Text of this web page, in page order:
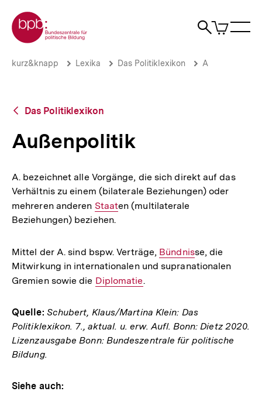
zum
Seiteninhalt
springen
Zur Startseite der bpb
Suche
Artikel
im
Außenpolitik
Brotkrümelnavigation
Pfadnavigation
kurz&knapp Lexika Das Politiklexikon A
Zurück
Übersicht
Das Politiklexikon
Außenpolitik
A. bezeichnet alle Vorgänge, die sich direkt auf das
Verhältnis zu einem (bilaterale Beziehungen) oder
mehreren anderen Interner
Link:
Staaten (multilaterale
Beziehungen) beziehen.
Mittel der A. sind bspw. Verträge, Interner
Link:
Bündnisse, die
Mitwirkung in internationalen und supranationalen
Gremien sowie die Interner
Diplomatie.
Quelle: Schubert, Klaus/Martina Klein: Das
Politiklexikon. 7., aktual. u. erw. Aufl. Bonn: Dietz 2020.
Lizenzausgabe Bonn: Bundeszentrale für politische
Bildung.
Siehe auch: